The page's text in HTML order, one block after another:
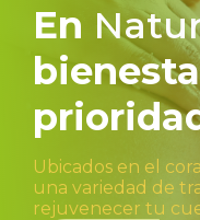
En
Ubicados en el
una variedad de
rejuvenecer tu